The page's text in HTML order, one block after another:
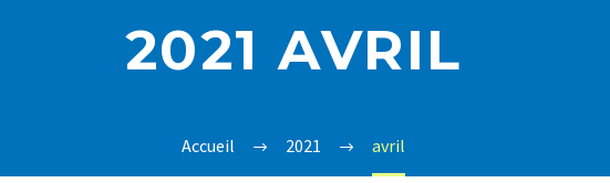
2021 AVRIL
Accueil 2021 avril